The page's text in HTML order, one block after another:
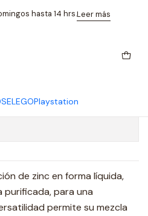
LEGOPlaystation
hasta 14 hrs.Leer más
Metionina
de zinc en forma líquida,
purificada, para una
permite su mezcla